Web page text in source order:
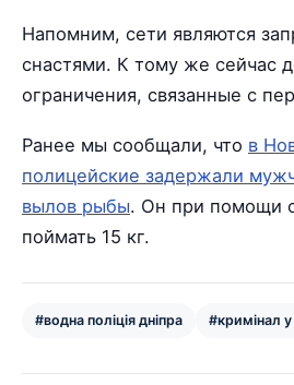
Напомним, сети являются
снастями. К тому же сейчас
ограничения, связанные с
Ранее мы сообщали, что в
полицейские задержали
вылов рыбы. Он при помощи
поймать 15 кг.
#водна поліція дніпра #кримінал у